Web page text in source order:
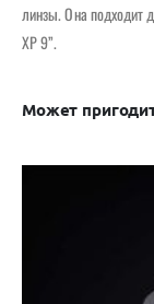
линзы. Она подходит
XP 9”.
Может